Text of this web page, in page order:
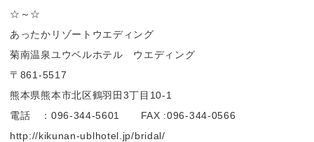
☆～☆
あったかリゾートウエディング
菊南温泉ユウベルホテル ウエディング
〒861-5517
熊本県熊本市北区鶴羽田3丁目10-1
電話 ：096-344-5601 FAX :096-344-0566
http://kikunan-ublhotel.jp/bridal/